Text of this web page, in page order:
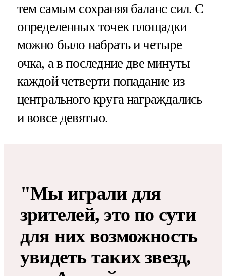
тем самым сохраняя баланс сил. С
определенных точек площадки
можно было набрать и четыре
очка, а в последние две минуты
каждой четверти попадание из
центрального круга награждались
и вовсе девятью.
"Мы играли для
зрителей, это по сути
для них возможность
увидеть таких звезд,